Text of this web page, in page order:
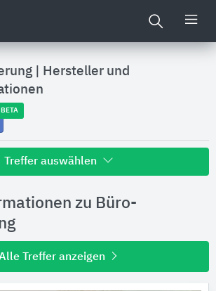
Hersteller und
BETA
Treffer auswählen
zu Büro-
Treffer anzeigen